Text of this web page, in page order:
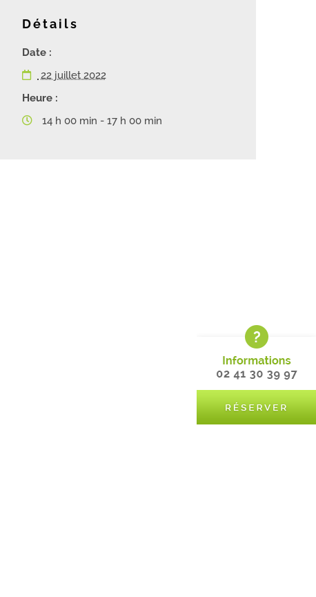
Détails
Date :
22 juillet 2022
Heure :
14 h 00 min - 17 h 00 min